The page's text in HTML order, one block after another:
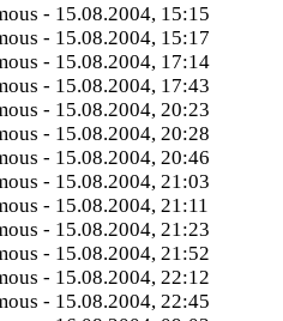
- 15.08.2004, 15:15
- 15.08.2004, 15:17
- 15.08.2004, 17:14
- 15.08.2004, 17:43
- 15.08.2004, 20:23
- 15.08.2004, 20:28
- 15.08.2004, 20:46
- 15.08.2004, 21:03
- 15.08.2004, 21:11
- 15.08.2004, 21:23
- 15.08.2004, 21:52
- 15.08.2004, 22:12
- 15.08.2004, 22:45